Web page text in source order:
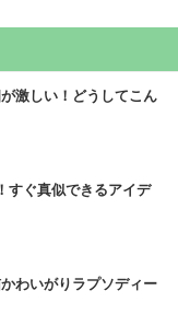
激しい！どうしてこん
すぐ真似できるアイデ
わいがりラプソディー